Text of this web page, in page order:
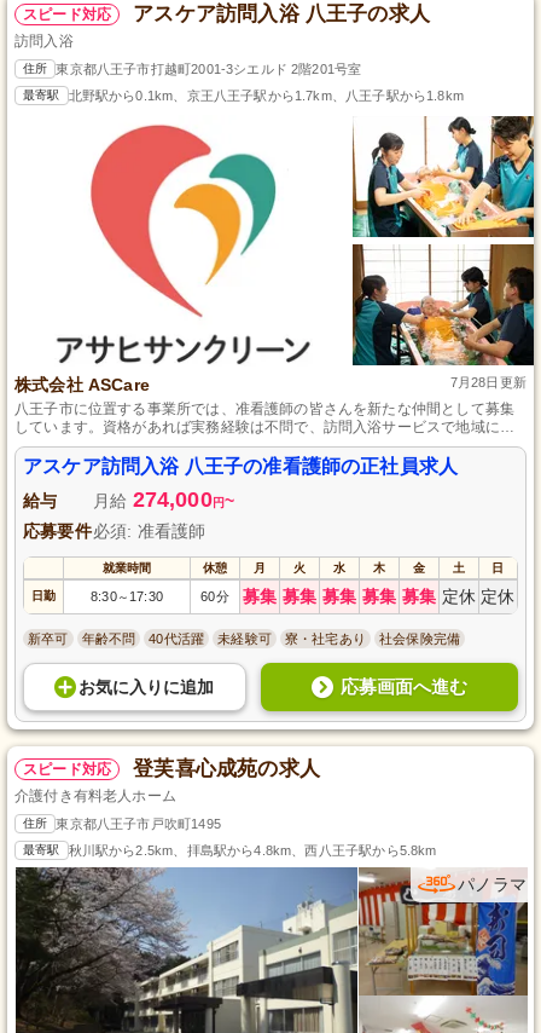
スピード対応 アスケア訪問入浴 八王子の求人
訪問入浴
住所 東京都八王子市打越町2001-3シエルド 2階201号室
最寄駅 北野駅から0.1km、京王八王子駅から1.7km、八王子駅から1.8km
株式会社 ASCare 7月28日更新
八王子市に位置する事業所では、准看護師の皆さんを新たな仲間として募集
しています。資格があれば実務経験は不問で、訪問入浴サービスで地域に貢
献できるやりがいのある仕事です。チームで協力しながら業務を行うため、
コミュニケーションを大切にする職場で、明るく開放的な雰囲気の中で働け
ます。
アスケア訪問入浴 八王子の准看護師の正社員求人
給与 月給 274,000円~
応募要件必須: 准看護師
就業時間 休憩 月 火 水 木 金 土 日
日勤 8:30～ 17:30 60分 募集 募集 募集 募集 募集 定休 定休
新卒可 年齢不問 40代活躍 未経験可 寮・社宅あり 社会保険完備
お気に入り に追加 応募画面へ進む
スピード対応 登芙喜心成苑の求人
介護付き有料老人ホーム
住所 東京都八王子市戸吹町1495
最寄駅 秋川駅から2.5km、拝島駅から4.8km、西八王子駅から5.8km
パノラマ